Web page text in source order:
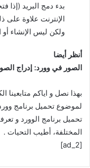
الإنترنت علاوة
ولكن ليس الإنشاء أو
أنظر أيضا
الصور في وورد: إدراج
بهذا نصل و اياكم متابعينا
تحميل برنامج الوورد و
المختلفة، أطيب التحيات .
[ad_2]